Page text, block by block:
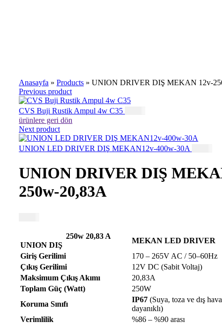
Anasayfa » Products » UNION DRIVER DIŞ MEKAN 12v-
Previous product
CVS Buji Rustik Ampul 4w C35
ürünlere geri dön
Next product
UNION LED DRIVER DIŞ MEKAN12v-400w-30A
UNION DRIVER DIŞ
250w-20,83A
250w 20,83 A
UNION DIŞ
MEKAN LED DRIVER
Giriş Gerilimi
170 – 265V AC / 50–60Hz
Çıkış Gerilimi
12V DC (Sabit Voltaj)
Maksimum Çıkış Akımı
20,83A
Toplam Güç (Watt)
250W
Koruma Sınıfı
IP67 (Suya, toza ve dış
dayanıklı)
Verimlilik
%86 – %90 arası